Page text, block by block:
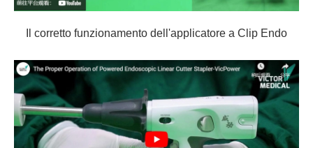
Il corretto funzionamento dell'applicatore a Clip Endo